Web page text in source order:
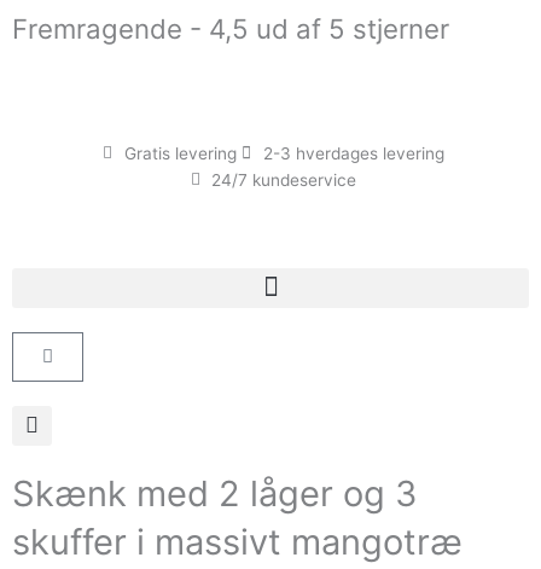
Fremragende - 4,5 ud af 5 stjerner
Gratis levering
2-3 hverdages levering
24/7 kundeservice
Kurv
Skænk med 2 låger og 3
skuffer i massivt mangotræ